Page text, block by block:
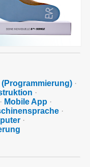
·
·
· Mobile App ·
·
·